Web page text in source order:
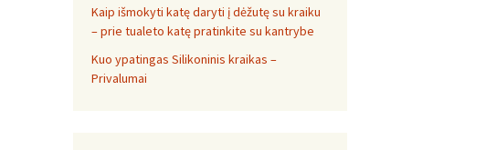
Kaip išmokyti katę daryti į dėžutę su kraiku
– prie tualeto katę pratinkite su kantrybe
Kuo ypatingas Silikoninis kraikas –
Privalumai